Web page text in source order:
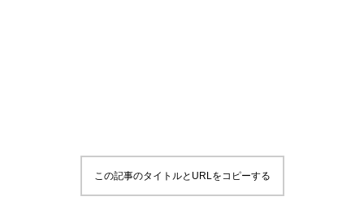
この記事のタイトルとURLをコピーする